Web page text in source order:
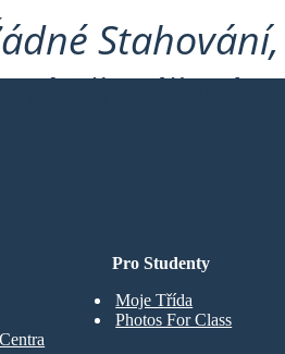
Přihlášení!
Pro Studenty
Moje Třída
Photos For Class